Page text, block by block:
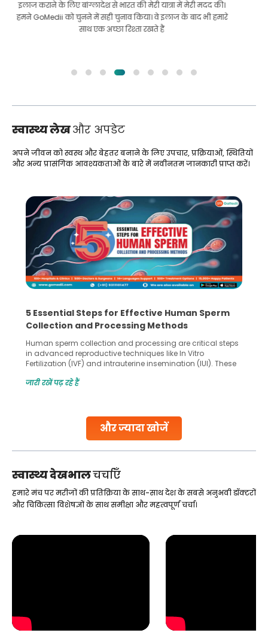
का इलाज करवा सकूंगा। यह तब हुआ जब मैं अल्लाह की कृपा से गोमेदी के
पास आया और उनसे संपर्क किया।
स्वास्थ्य लेखऔर अपडेट
और ज्यादा खोजें
अपने जीवन को स्वस्थ और बेहतर बनाने के लिए उपचार, प्रक्रियाओं, स्थितियों
और अन्य प्रासंगिक आवश्यकताओं के बारे में नवीनतम जानकारी प्राप्त करें।
5 Essential Steps for Effective Human Sperm
Collection and Processing Methods
Human sperm collection and processing are critical steps
in advanced reproductive techniques like In Vitro
Fertilization (IVF) and intrauterine insemination (IUI). These
challenges and help couples achieve their dream of
collected, they process the
जारी रखें पढ़ रहे हैं
स्वास्थ्य देखभालचर्चाएँ
हमारे मंच पर मरीजों की प्रतिक्रिया के साथ-साथ देश के सबसे अनुभवी डॉक्टरों
और चिकित्सा विशेषज्ञों के साथ समीक्षा और महत्वपूर्ण चर्चा।